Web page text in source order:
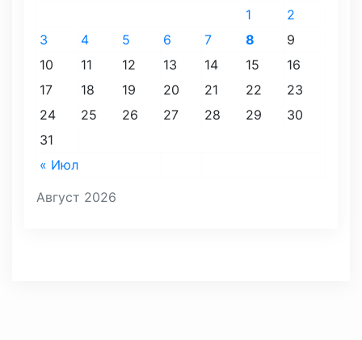
Август 2026
« Июл
1
2
3
4 5 6 7 8
9
10
11 12 13 14 15
16
17
18 19 20 21 22
23
24
25 26 27 28 29
30
31